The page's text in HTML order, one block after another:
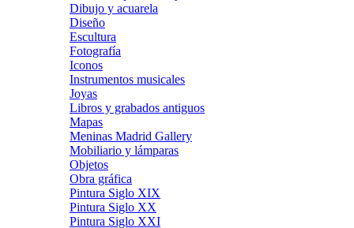
Dibujo y acuarela
Diseño
Escultura
Fotografía
Iconos
Instrumentos musicales
Joyas
Libros y grabados antiguos
Mapas
Meninas Madrid Gallery
Mobiliario y lámparas
Objetos
Obra gráfica
Pintura Siglo XIX
Pintura Siglo XX
Pintura Siglo XXI